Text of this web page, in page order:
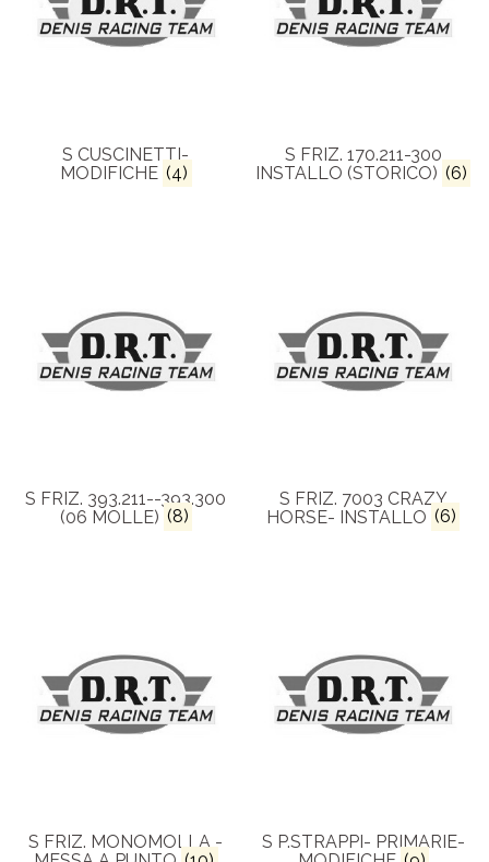
S CUSCINETTI-
MODIFICHE (4)
S FRIZ. 170.211-300
INSTALLO (STORICO) (6)
S FRIZ. 393.211--393.300
(06 MOLLE) (8)
S FRIZ. 7003 CRAZY
HORSE- INSTALLO (6)
S FRIZ. MONOMOLLA -
S P.STRAPPI- PRIMARIE-